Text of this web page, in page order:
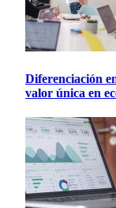
Diferenciación
valor única en